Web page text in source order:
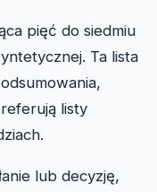
pięć do siedmiu
Ta lista
listy
lub decyzję,